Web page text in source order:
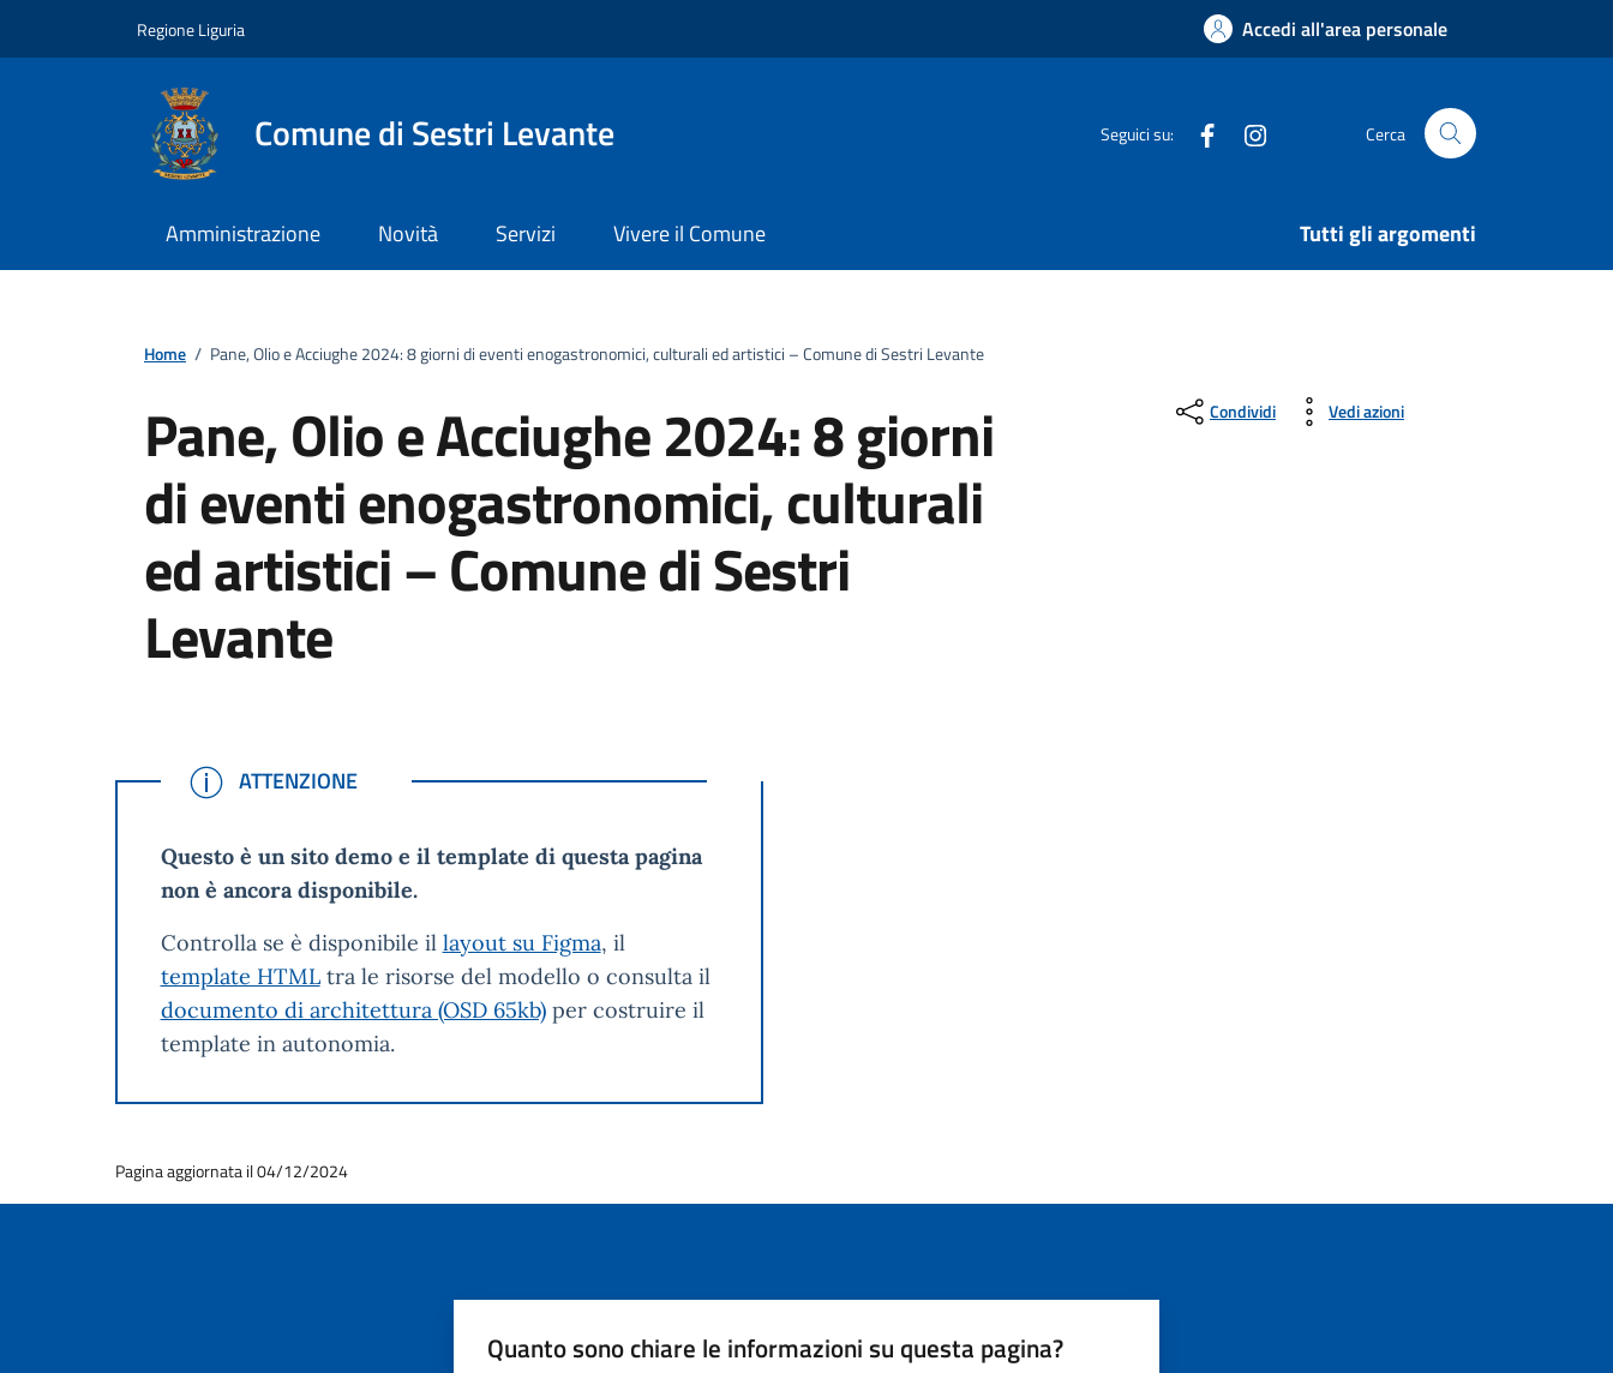
Regione Liguria Accedi all'area personale
Comune di Sestri Levante Seguici su: Facebook Cerca
Amministrazione Novità Servizi Vivere il Comune Tutti gli argomenti
Home / Pane, Olio e Acciughe 2024: 8 giorni di eventi enogastronomici, culturali ed artistici – Comune di Sestri Levante
Pane, Olio e Acciughe 2024: 8 giorni
di eventi enogastronomici, culturali
ed artistici – Comune di Sestri
Levante
Condividi Vedi azioni
ATTENZIONE
ATTENZIONE
Questo è un sito demo e il template di questa pagina
non è ancora disponibile.
Controlla se è disponibile il layout su Figma, il
template HTMLtra le risorse del modello o consulta il
documento di architettura (OSD 65kb)per costruire il
template in autonomia.
Pagina aggiornata il 04/12/2024
Quanto sono chiare le informazioni su questa pagina?